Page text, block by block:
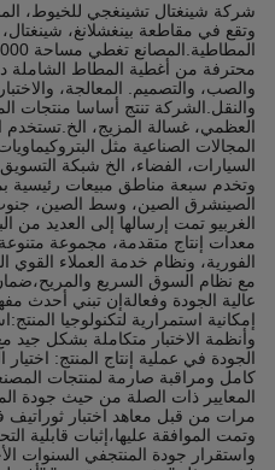
وتقع في مقاطعة بينغشلانغ،
محترفة من أغطية المطاط الشاملة
والصب، والتصميم. المعالجة،
العظمي، غسالة المزيج،
المجالات الصناعية مثل
السيارات، الفضاء، الخ شبكة
وتخدم سبعة مناطق مبيعات
الصينشرق الصين، وسط الصين،
الغربيو تمت إرسالها إلى العديد
معدات إنتاج متقدمة، مجموعة
الفورية، ونظام خدمة العملاء
مع نظام السوق السريع
عالية الجودة وفعالةإن تبني أحدث
إمكانية استمرارية لتكنولوجيا
وأنظمة الاختبار متكاملة بشكل جيد
الجودة في عملية إنتاج المنتج:
كامل ومراقبة صارمة لمنتجات
المعايير ذات الصلة من حيث جودة
مرات من قبل معاهد اختبار ثوراتيف
وتمت الموافقة عليها،إثبات قابلية
واستقرار جودة المنتجفي السنوات